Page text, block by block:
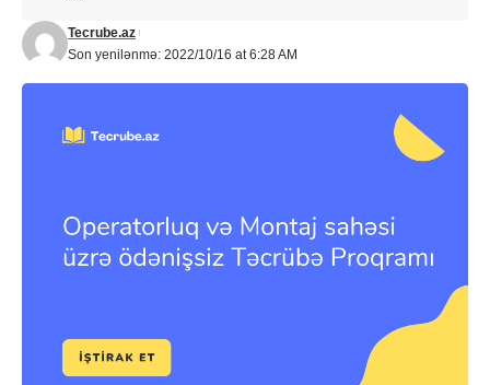
Son yenilənmə: 2022/10/16 at 6:28 AM
Tecrube.az